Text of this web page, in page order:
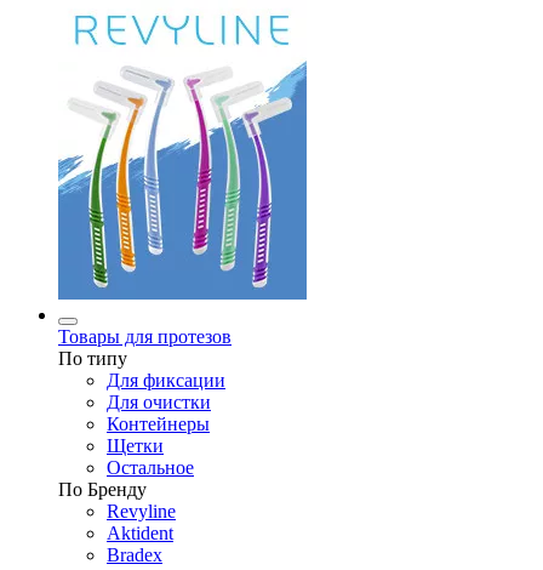
Товары для протезов
По типу
Для фиксации
Для очистки
Контейнеры
Щетки
Остальное
По Бренду
Revyline
Aktident
Bradex